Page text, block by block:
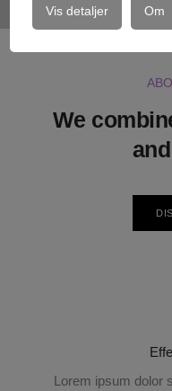
Vis detaljer Om
We
Lorem ipsum dolor